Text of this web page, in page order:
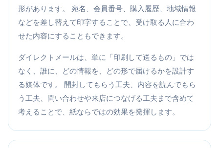
形があります。 宛名、会員番号、購入履歴、地域情報
などを差し替えて印字することで、受け取る人に合わ
せた内容にすることもできます。
ダイレクトメールは、単に「印刷して送るもの」では
なく、誰に、どの情報を、どの形で届けるかを設計す
る媒体です。 開封してもらう工夫、内容を読んでもら
う工夫、問い合わせや来店につなげる工夫まで含めて
考えることで、紙ならではの効果を発揮します。